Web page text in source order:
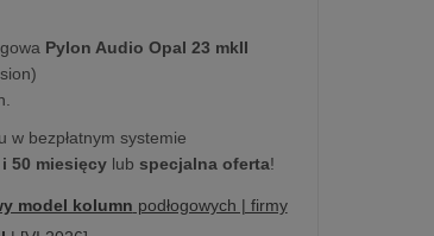
Pylon Audio Opal 23 mkII
w bezpłatnym systemie
i 50 miesięcylub specjalna oferta!
model kolumn podłogowych | firmy